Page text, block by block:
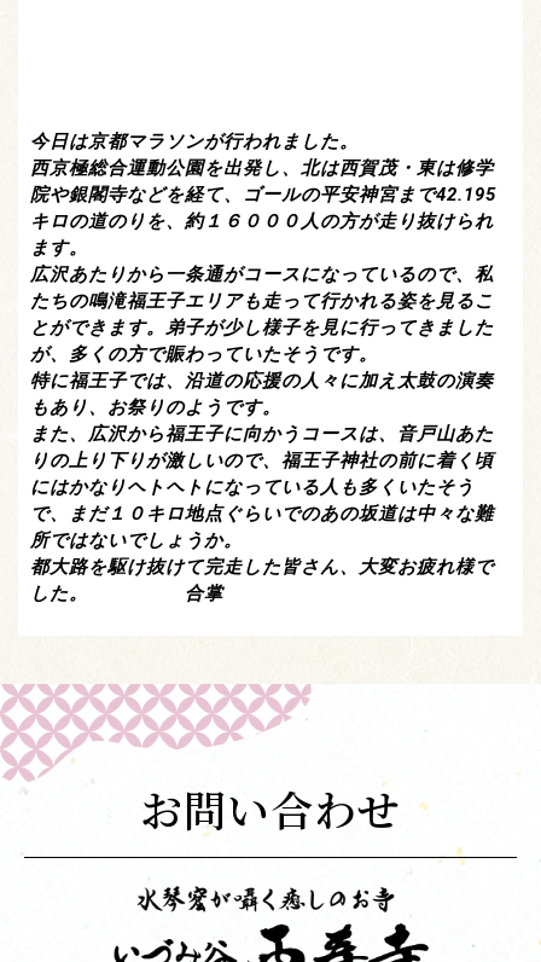
今日は京都マラソンが行われました。
西京極総合運動公園を出発し、北は西賀茂・東は修学
院や銀閣寺などを経て、ゴールの平安神宮まで42.195
キロの道のりを、約１６０００人の方が走り抜けられ
ます。
広沢あたりから一条通がコースになっているので、私
たちの鳴滝福王子エリアも走って行かれる姿を見るこ
とができます。弟子が少し様子を見に行ってきました
が、多くの方で賑わっていたそうです。
特に福王子では、沿道の応援の人々に加え太鼓の演奏
もあり、お祭りのようです。
また、広沢から福王子に向かうコースは、音戸山あた
りの上り下りが激しいので、福王子神社の前に着く頃
にはかなりヘトヘトになっている人も多くいたそう
で、まだ１０キロ地点ぐらいでのあの坂道は中々な難
所ではないでしょうか。
都大路を駆け抜けて完走した皆さん、大変お疲れ様で
した。 合掌
お問い合わせ